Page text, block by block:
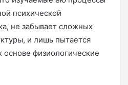
психической
не забывает сложных
и лишь пытается
физиологические